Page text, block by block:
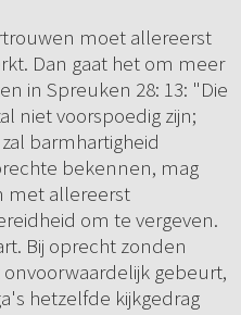
moet allereerst
Dan gaat het om meer
in Spreuken 28: 13: "Die
niet voorspoedig zijn;
barmhartigheid
bekennen, mag
met allereerst
om te vergeven.
Bij oprecht zonden
gebeurt,
hetzelfde kijkgedrag